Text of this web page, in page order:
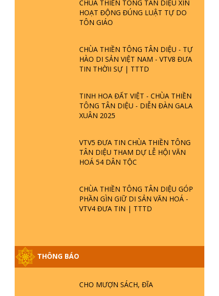
CHÙA THIỀN TÔNG TÂN DIỆU XIN
HOẠT ĐỘNG ĐÚNG LUẬT TỰ DO
TÔN GIÁO
CHÙA THIỀN TÔNG TÂN DIỆU - TỰ
HÀO DI SẢN VIỆT NAM - VTV8 ĐƯA
TIN THỜII SỰ | TTTD
TINH HOA ĐẤT VIỆT - CHÙA THIỀN
TÔNG TÂN DIỆU - DIỄN ĐÀN GALA
XUÂN 2025
VTV5 ĐƯA TIN CHÙA THIỀN TÔNG
TÂN DIỆU THAM DỰ LỄ HỘI VĂN
HOÁ 54 DÂN TỘC
CHÙA THIỀN TÔNG TÂN DIỆU GÓP
PHẦN GÌN GIỮ DI SẢN VĂN HOÁ -
VTV4 ĐƯA TIN | TTTD
THÔNG BÁO
CHO MƯỢN SÁCH, ĐĨA
GIẢI ĐÁP ĐẶC BIỆT P25 - SUỐT 49
NĂM PHẬT KHÔNG NÓI? HỘI LONG
HOA LÀ HỘI GÌ? TỬ VÌ ĐẠO